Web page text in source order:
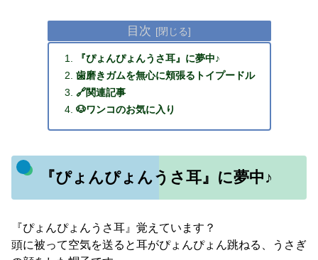
目次
『ぴょんぴょんうさ耳』に夢中♪
歯磨きガムを無心に頬張るトイプードル
🔗関連記事
🐶ワンコのお気に入り
『ぴょんぴょんうさ耳』に夢中♪
『ぴょんぴょんうさ耳』覚えています？
頭に被って空気を送ると耳がぴょんぴょん跳ねる、うさぎ